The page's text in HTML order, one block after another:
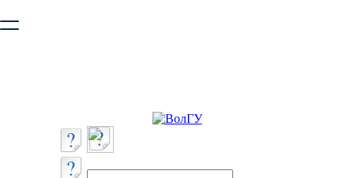
безопасную работу с сайтом. Пожалуйста